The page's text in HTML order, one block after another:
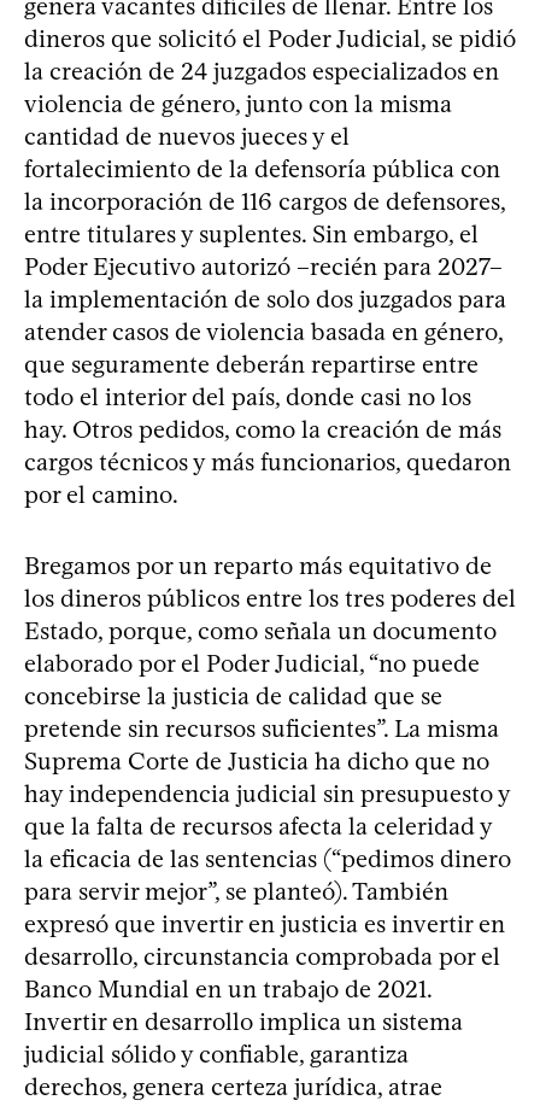
genera vacantes difíciles de llenar. Entre los
dineros que solicitó el Poder Judicial, se pidió
la creación de 24 juzgados especializados en
violencia de género, junto con la misma
cantidad de nuevos jueces y el
fortalecimiento de la defensoría pública con
la incorporación de 116 cargos de defensores,
entre titulares y suplentes. Sin embargo, el
Poder Ejecutivo autorizó –recién para 2027–
la implementación de solo dos juzgados para
atender casos de violencia basada en género,
que seguramente deberán repartirse entre
todo el interior del país, donde casi no los
hay. Otros pedidos, como la creación de más
cargos técnicos y más funcionarios, quedaron
por el camino.
Bregamos por un reparto más equitativo de
los dineros públicos entre los tres poderes del
Estado, porque, como señala un documento
elaborado por el Poder Judicial, “no puede
concebirse la justicia de calidad que se
pretende sin recursos suficientes”. La misma
Suprema Corte de Justicia ha dicho que no
hay independencia judicial sin presupuesto y
que la falta de recursos afecta la celeridad y
la eficacia de las sentencias (“pedimos dinero
para servir mejor”, se planteó). También
expresó que invertir en justicia es invertir en
desarrollo, circunstancia comprobada por el
Banco Mundial en un trabajo de 2021.
Invertir en desarrollo implica un sistema
judicial sólido y confiable, garantiza
derechos, genera certeza jurídica, atrae